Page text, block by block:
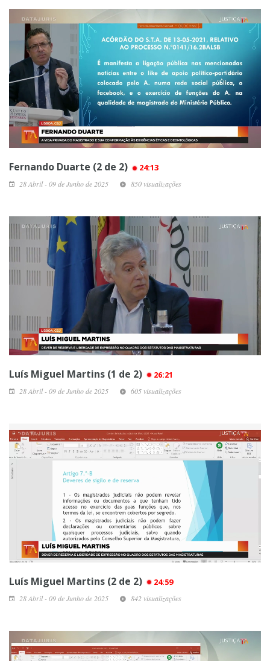
Fernando Duarte (2 de 2) 24:13
28 Abril - 09 de Junho de 2025 850 visualizações
Luís Miguel Martins (1 de 2) 26:21
28 Abril - 09 de Junho de 2025 605 visualizações
Luís Miguel Martins (2 de 2) 24:59
28 Abril - 09 de Junho de 2025 842 visualizações